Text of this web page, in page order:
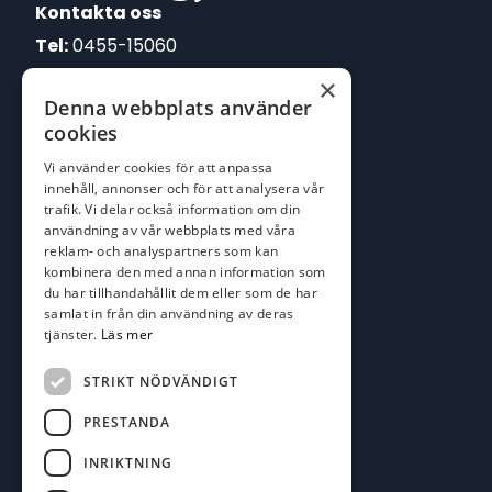
Kontakta oss
Tel:0455-15060
E-post:
johan@batofiske.se
kim@batofiske.se
Adress
Karlskrona Båt & Fiske AB
Lallerstedts gata 4
371 54 Karlskrona
Följ oss
Facebook
×
Denna webbplats använder
cookies
Vi använder cookies för att anpassa
innehåll, annonser och för att analysera vår
trafik. Vi delar också information om din
användning av vår webbplats med våra
reklam- och analyspartners som kan
kombinera den med annan information som
du har tillhandahållit dem eller som de har
samlat in från din användning av deras
tjänster. Läs mer
STRIKT NÖDVÄNDIGT
PRESTANDA
INRIKTNING